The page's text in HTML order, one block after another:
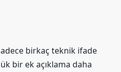
birkaç teknik ifade
bir ek açıklama daha